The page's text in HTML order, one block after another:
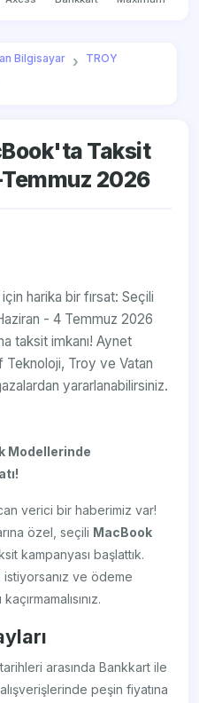
Bilgisayar
TROY
Taksit
Temmuz 2026
harika bir fırsat: Seçili
- 4 Temmuz 2026
taksit imkanı! Aynet
Teknoloji, Troy ve Vatan
yararlanabilirsiniz.
Modellerinde
verici bir haberimiz var!
özel, seçili MacBook
kampanyası başlattık.
ve ödeme
arasında Bankkart ile
alışverişlerinde peşin fiyatına